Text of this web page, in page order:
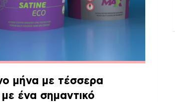
μήνα με τέσσερα
ένα σημαντικό